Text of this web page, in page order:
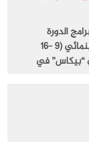
الدورة
التاسعة من مهرجان دبي السينمائي (9 -16
“بيكاس” في